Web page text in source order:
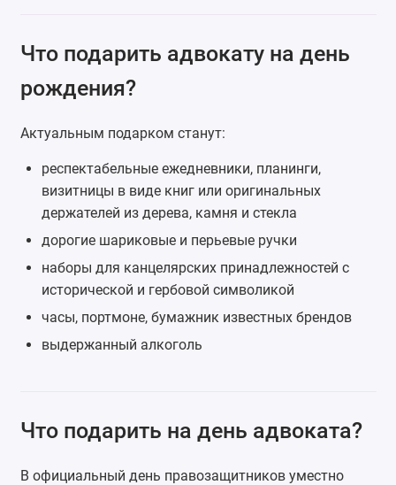
Что подарить адвокату на день
рождения?
Актуальным подарком станут:
респектабельные ежедневники, планинги,
визитницы в виде книг или оригинальных
держателей из дерева, камня и стекла
дорогие шариковые и перьевые ручки
наборы для канцелярских принадлежностей с
исторической и гербовой символикой
часы, портмоне, бумажник известных брендов
выдержанный алкоголь
Что подарить на день адвоката?
В официальный день правозащитников уместно